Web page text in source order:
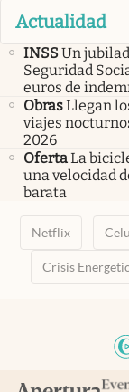
Actualidad
INSSUn
Seguridad
euros de
ObrasLlegan
viajes
2026
OfertaLa
una velocidad
barata
Netflix
Crisis